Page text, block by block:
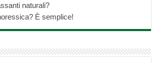
naturali?
È semplice!